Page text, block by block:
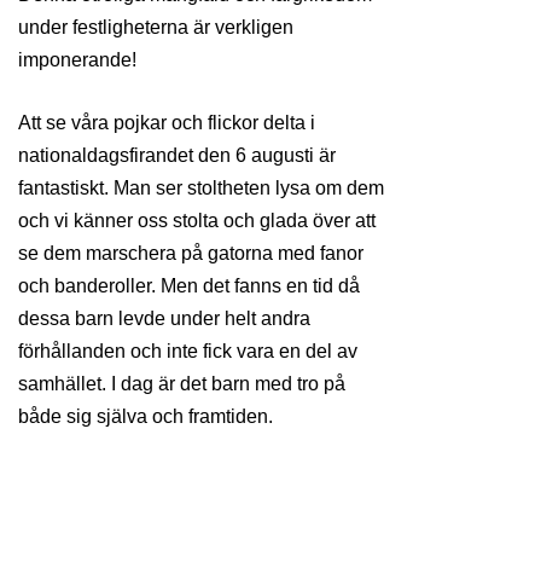
under festligheterna är verkligen
imponerande!
Att se våra pojkar och flickor delta i
nationaldagsfirandet den 6 augusti är
fantastiskt. Man ser stoltheten lysa om dem
och vi känner oss stolta och glada över att
se dem marschera på gatorna med fanor
och banderoller. Men det fanns en tid då
dessa barn levde under helt andra
förhållanden och inte fick vara en del av
samhället. I dag är det barn med tro på
både sig själva och framtiden.